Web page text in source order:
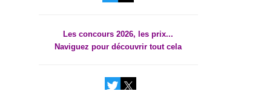
Naviguez pour découvrir tout cela